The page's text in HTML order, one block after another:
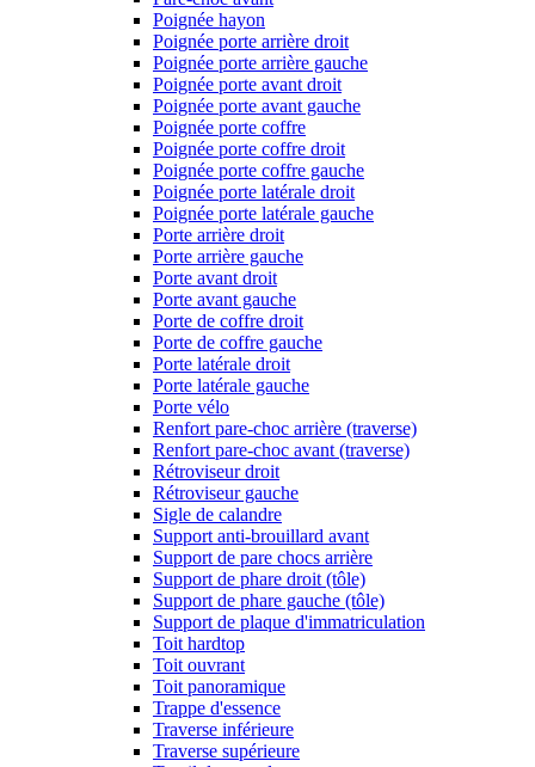
Poignée hayon
Poignée porte arrière droit
Poignée porte arrière gauche
Poignée porte avant droit
Poignée porte avant gauche
Poignée porte coffre
Poignée porte coffre droit
Poignée porte coffre gauche
Poignée porte latérale droit
Poignée porte latérale gauche
Porte arrière droit
Porte arrière gauche
Porte avant droit
Porte avant gauche
Porte de coffre droit
Porte de coffre gauche
Porte latérale droit
Porte latérale gauche
Porte vélo
Renfort pare-choc arrière (traverse)
Renfort pare-choc avant (traverse)
Rétroviseur droit
Rétroviseur gauche
Sigle de calandre
Support anti-brouillard avant
Support de pare chocs arrière
Support de phare droit (tôle)
Support de phare gauche (tôle)
Support de plaque d'immatriculation
Toit hardtop
Toit ouvrant
Toit panoramique
Trappe d'essence
Traverse inférieure
Traverse supérieure